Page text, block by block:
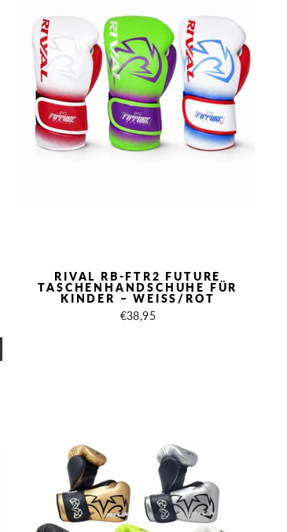
RIVAL RB-FTR2 FUTURE
TASCHENHANDSCHUHE FÜR
KINDER – WEISS/ROT
€38,95